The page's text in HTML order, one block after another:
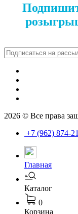
2026 © Все права
+7 (962) 874-
Главная
Каталог
0
Корзина